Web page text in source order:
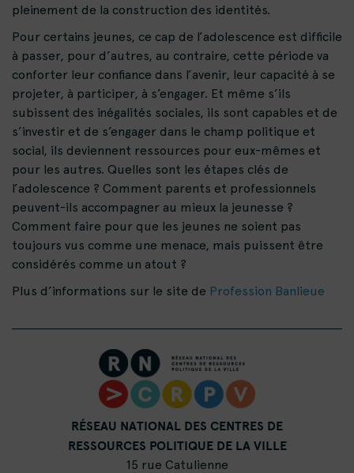
pleinement de la construction des identités.
Pour certains jeunes, ce cap de l’adolescence est difficile
à passer, pour d’autres, au contraire, cette période va
conforter leur confiance dans l’avenir, leur capacité à se
projeter, à participer, à s’engager. Et même s’ils
subissent des inégalités sociales, ils sont capables et de
s’investir et de s’engager dans le champ politique et
social, ils deviennent ressources pour eux-mêmes et
pour les autres. Quelles sont les étapes clés de
l’adolescence ? Comment parents et professionnels
peuvent-ils accompagner au mieux la jeunesse ?
Comment faire pour que les jeunes ne soient pas
toujours vus comme une menace, mais puissent être
considérés comme un atout ?
Plus d’informations sur le site de Profession Banlieue
RÉSEAU NATIONAL DES CENTRES DE
RESSOURCES POLITIQUE DE LA VILLE
15 rue Catulienne